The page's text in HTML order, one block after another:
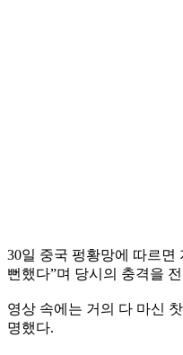
30일 중국 펑황망에 따르면
뻔했다”며 당시의 충격을
영상 속에는 거의 다 마신
명했다.